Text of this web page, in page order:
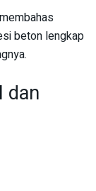
beton lengkap
dan